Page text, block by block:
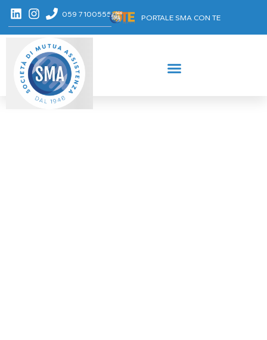
059 7100555 PORTALE SMA CON TE